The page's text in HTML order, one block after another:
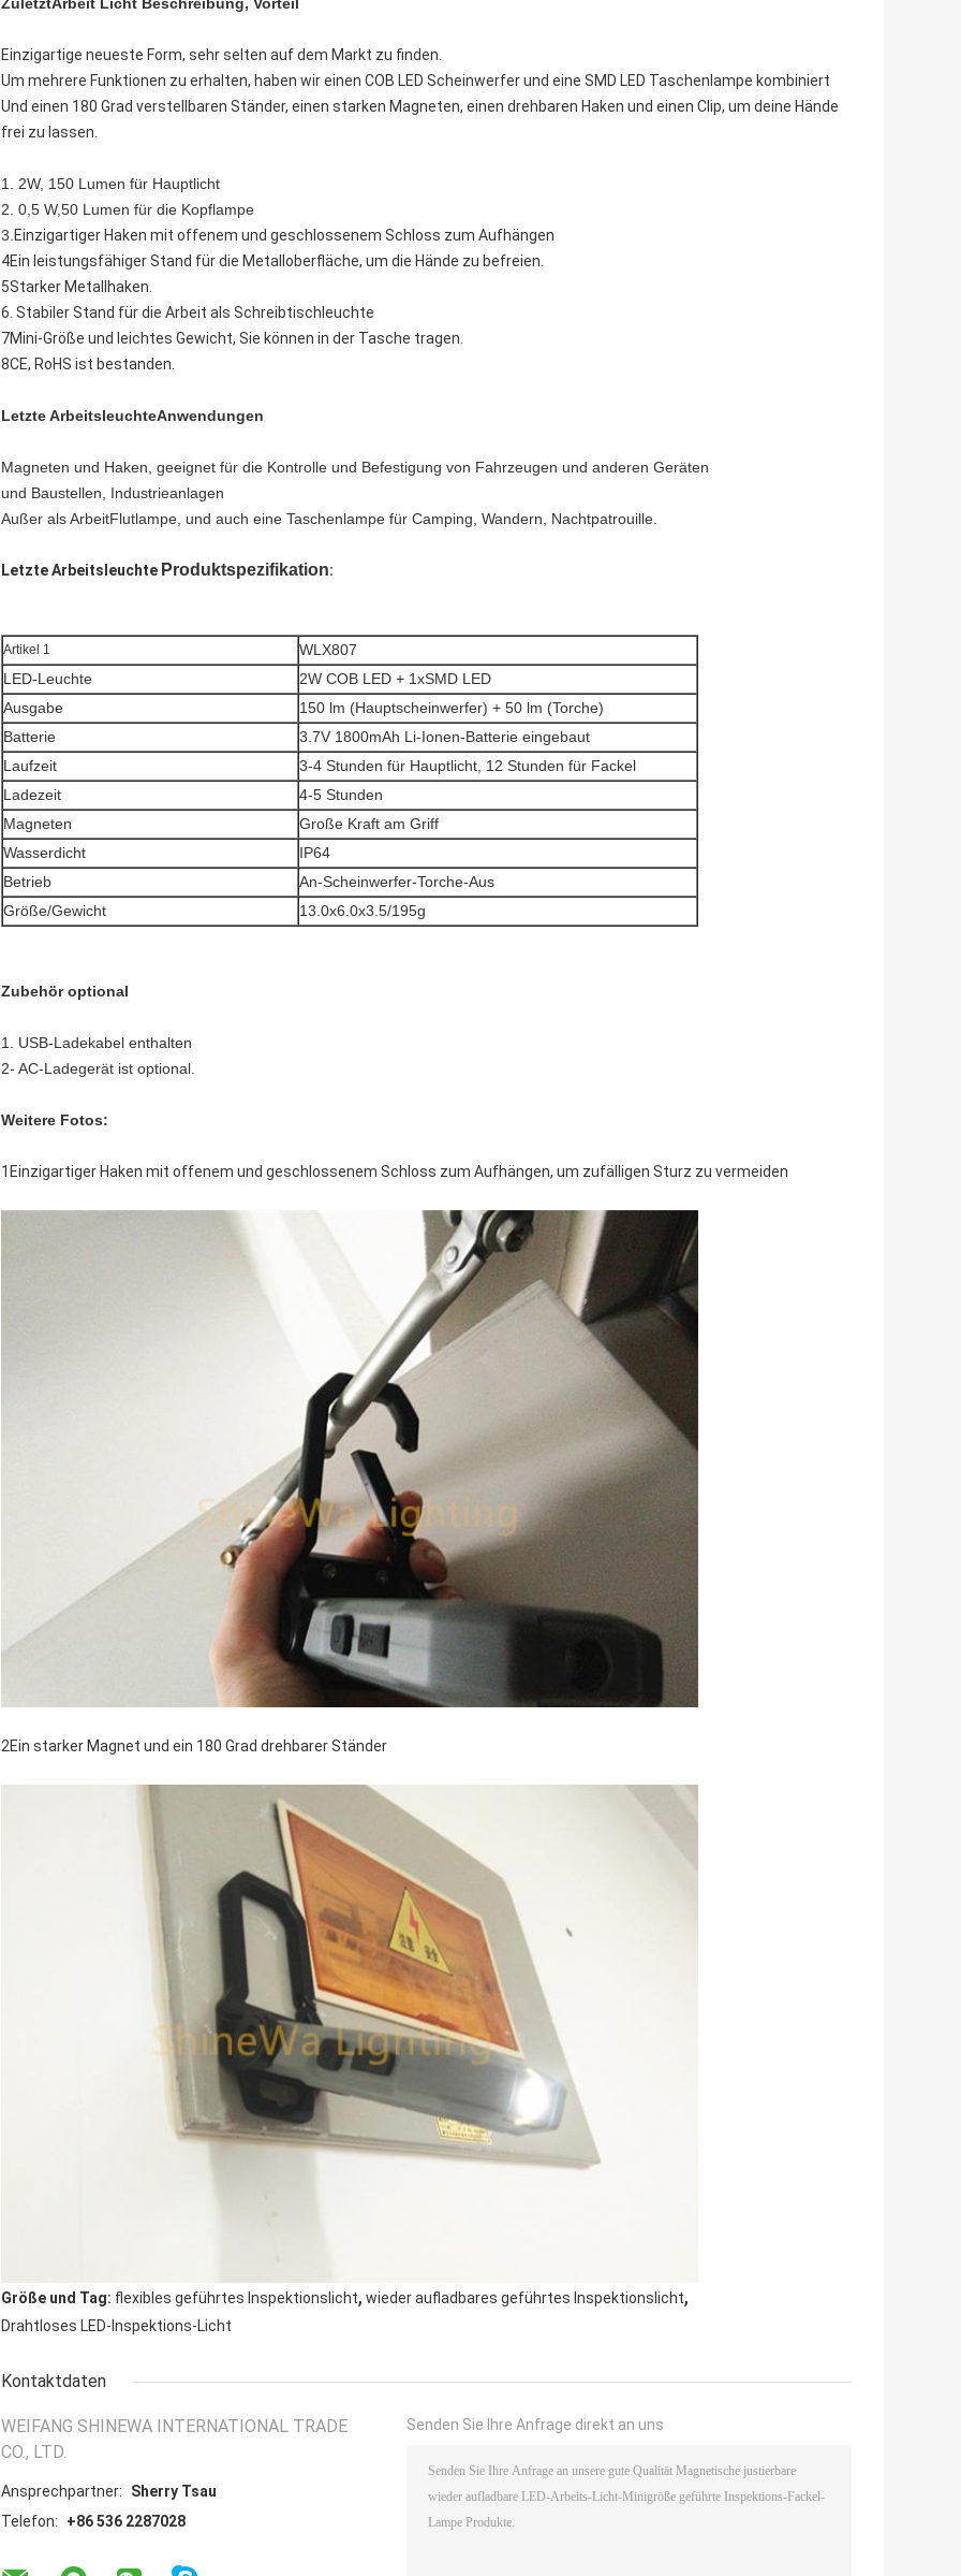
ZuletztArbeit Licht Beschreibung, Vorteil
Einzigartige neueste Form, sehr selten auf dem Markt zu finden.
Um mehrere Funktionen zu erhalten, haben wir einen COB LED Scheinwerfer und eine SMD LED Taschenlampe kombiniert
Und einen 180 Grad verstellbaren Ständer, einen starken Magneten, einen drehbaren Haken und einen Clip, um deine Hände
frei zu lassen.
1. 2W, 150 Lumen für Hauptlicht
2. 0,5 W,50 Lumen für die Kopflampe
3.Einzigartiger Haken mit offenem und geschlossenem Schloss zum Aufhängen
4Ein leistungsfähiger Stand für die Metalloberfläche, um die Hände zu befreien.
5Starker Metallhaken.
6. Stabiler Stand für die Arbeit als Schreibtischleuchte
7Mini-Größe und leichtes Gewicht, Sie können in der Tasche tragen.
8CE, RoHS ist bestanden.
Letzte ArbeitsleuchteAnwendungen
Magneten und Haken, geeignet für die Kontrolle und Befestigung von Fahrzeugen und anderen Geräten
und Baustellen, Industrieanlagen
Außer als ArbeitFlutlampe, und auch eine Taschenlampe für Camping, Wandern, Nachtpatrouille.
Letzte Arbeitsleuchte Produktspezifikation:
Artikel 1
WLX807
LED-Leuchte
2W COB LED + 1xSMD LED
Ausgabe
150 lm (Hauptscheinwerfer) + 50 lm (Torche)
Batterie
3.7V 1800mAh Li-Ionen-Batterie eingebaut
Laufzeit
3-4 Stunden für Hauptlicht, 12 Stunden für Fackel
Ladezeit
4-5 Stunden
Magneten
Große Kraft am Griff
Wasserdicht
IP64
Betrieb
An-Scheinwerfer-Torche-Aus
Größe/Gewicht
13.0x6.0x3.5/195g
Zubehör optional
1. USB-Ladekabel enthalten
2- AC-Ladegerät ist optional.
Weitere Fotos:
1Einzigartiger Haken mit offenem und geschlossenem Schloss zum Aufhängen, um zufälligen Sturz zu vermeiden
2Ein starker Magnet und ein 180 Grad drehbarer Ständer
Größe und Tag: flexibles geführtes Inspektionslicht, wieder aufladbares geführtes Inspektionslicht,
Drahtloses LED-Inspektions-Licht
Kontaktdaten
WEIFANG SHINEWA INTERNATIONAL TRADE
CO., LTD.
Ansprechpartner:
Sherry Tsau
Telefon:
+86 536 2287028
Senden Sie Ihre Anfrage direkt an uns